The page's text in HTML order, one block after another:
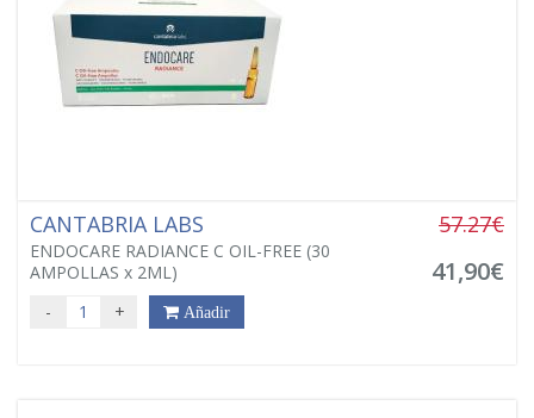
CANTABRIA LABS
ENDOCARE RADIANCE C OIL-FREE (30
AMPOLLAS x 2ML)
57.27€
41,90€
- + Añadir